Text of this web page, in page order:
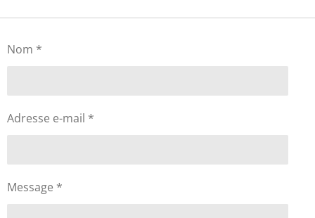
Nom *
Adresse e-mail *
Message *